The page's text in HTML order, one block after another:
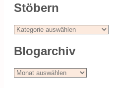
Stöbern
Stöbern
Blogarchiv
Blogarchiv